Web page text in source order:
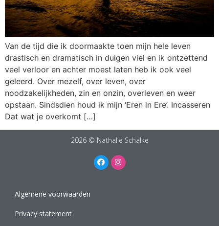
Van de tijd die ik doormaakte toen mijn hele leven
drastisch en dramatisch in duigen viel en ik ontzettend
veel verloor en achter moest laten heb ik ook veel
geleerd. Over mezelf, over leven, over
noodzakelijkheden, zin en onzin, overleven en weer
opstaan. Sindsdien houd ik mijn ‘Eren in Ere’. Incasseren
Dat wat je overkomt […]
2026 © Nathalie Schalke
Algemene voorwaarden
Privacy statement